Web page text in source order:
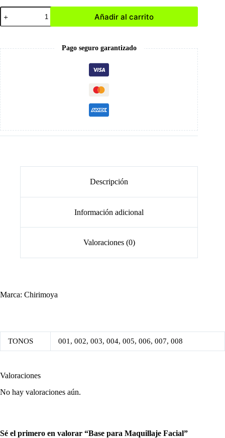
Base
para
Maquillaje
Añadir al carrito
Pago seguro garantizado
Descripción
Información adicional
Valoraciones (0)
Marca: Chirimoya
TONOS 001, 002, 003, 004, 005, 006, 007, 008
Valoraciones
No hay valoraciones aún.
Sé el primero en valorar “Base para Maquillaje Facial”